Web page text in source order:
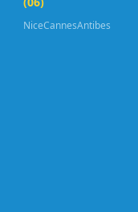
NiceCannesAntibes